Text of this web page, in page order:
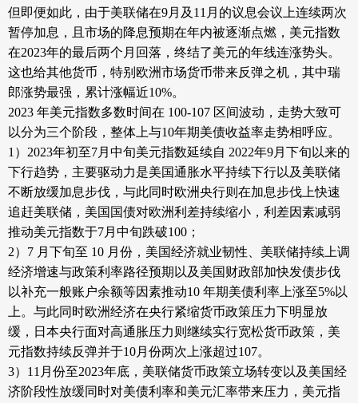
但即便如此，由于美联储在9月及11月的议息会议上连续两次
暂停加息，且市场的降息预期在年内被逐渐点燃，美元指数
在2023年的最后两个月回落，终结了美元的年线连涨势头。
这也给其他货币，特别欧洲市场货币带来反弹之机，其中瑞
郎涨势最强，累计涨幅近10%。
2023 年美元指数多数时间在 100-107 区间波动，走势大致可
以分为三个阶段 ， 整体上与10年期美债收益率走势相呼应。
1）2023年初至7月中旬美元指数延续自 2022年9月下旬以来的
下行趋势，主要驱动力是美国通胀水平持续下行以及美联储
不断放缓加息步伐，与此同时欧洲央行则在加息步伐上快速
追赶美联储，美国国债对欧洲利差持续缩小，利差因素减弱
推动美元指数于7月中旬跌破100；
2）7 月下旬至 10 月份，美国经济就业韧性、美联储持续上调
经济增速与政策利率路径预期以及美国财政部加快发债步伐
以补充一般账户余额等因素推动10 年期美债利率上涨至5%以
上。与此同时欧洲经济在央行紧缩货币政策压力下明显放
缓，日本央行面对高通胀压力则继续实行宽松货币政策，美
元指数持续反弹并于10月份两次上涨超过107。
3） 11 月份至2023年底，美联储货币政策立场转变以及美国经
济阶段性放缓同时对美债利率和美元汇率带来压力，美元指